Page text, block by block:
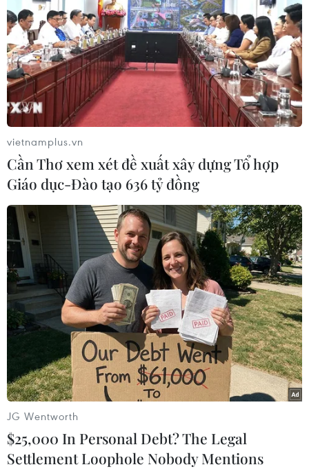
trưởng nhẹ trong năm 2023
13/02/2023 22:11
Trong dự báo mùa Đông công bố ngày 13/2, EC cho
biết tăng trưởng Tổng sản phẩm quốc nội (GDP) của
Đức có thể đạt 0,2% trong năm 2023, thay vì giảm
0,6% như dự báo đưa ra vào mùa Thu.
Lạm phát, khủng hoảng năng lượng khiến
kinh tế Đức sụt giảm hơn dự báo
Cơ quan Thống kê liên bang Đức cho biết động lực của
nền kinh tế suy yếu đáng kể vào cuối năm ngoái,
vietnamplus.vn
Cần Thơ xem xét đề xuất xây dựng Tổ hợp
Giáo dục-Đào tạo 636 tỷ đồng
JG Wentworth
$25,000 In Personal Debt? The Legal
Settlement Loophole Nobody Mentions